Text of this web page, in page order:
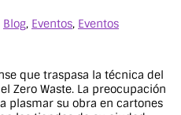
Blog, Eventos, Eventos
que traspasa la técnica del
Zero Waste. La preocupación
plasmar su obra en cartones